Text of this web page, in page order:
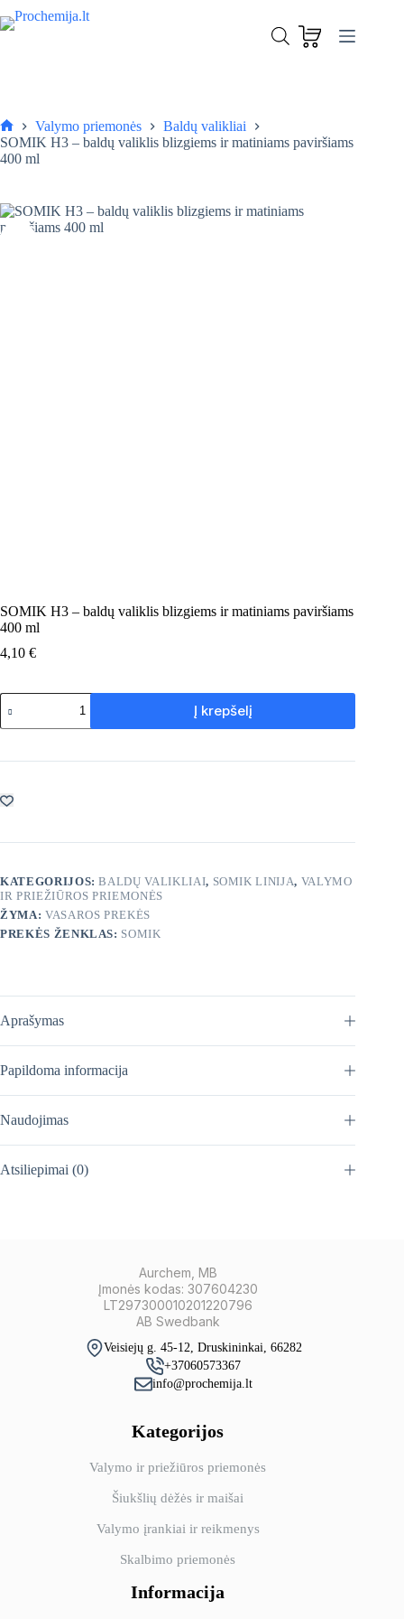
to
Į krepšelį
Pagrindinis
Valymo priemonės
Baldų valikliai
SOMIK H3 – baldų valiklis blizgiems ir matiniams paviršiams
400 ml
SOMIK H3 – baldų valiklis blizgiems ir matiniams paviršiams
400 ml
4,10 €
produkto
kiekis:
SOMIK
–
blizgiems
ml
Į krepšelį
KATEGORIJOS:BALDŲ VALIKLIAI, SOMIK LINIJA, VALYMO
IR PRIEŽIŪROS PRIEMONĖS
ŽYMA: VASAROS PREKĖS
PREKĖS ŽENKLAS: SOMIK
Aprašymas
Papildoma informacija
Naudojimas
Atsiliepimai (0)
Aurchem, MB
Įmonės kodas: 307604230
LT297300010201220796
AB Swedbank
Veisiejų g. 45-12, Druskininkai, 66282
+37060573367
info@prochemija.lt
Kategorijos
Valymo ir priežiūros priemonės
Šiukšlių dėžės ir maišai
Valymo įrankiai ir reikmenys
Skalbimo priemonės
Informacija